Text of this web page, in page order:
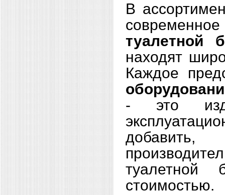
В
туалетной
находят
Каждое
- это
туалетной
стоимостью.